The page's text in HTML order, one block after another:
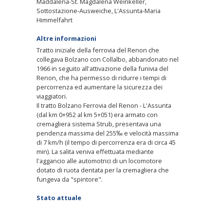
Sottostazione-Ausweiche, L'Assunta-Maria
Himmelfahrt
Altre informazioni
Tratto iniziale della ferrovia del Renon che
collegava Bolzano con Collalbo, abbandonato nel
1966 in seguito all'attivazione della funivia del
Renon, che ha permesso di ridurre i tempi di
percorrenza ed aumentare la sicurezza dei
viaggiatori.
Il tratto Bolzano Ferrovia del Renon - L'Assunta
(dal km 0+952 al km 5+051) era armato con
cremagliera sistema Strub, presentava una
pendenza massima del 255‰ e velocità massima
di 7 km/h (il tempo di percorrenza era di circa 45
min). La salita veniva effettuata mediante
l'aggancio alle automotrici di un locomotore
dotato di ruota dentata per la cremagliera che
fungeva da "spintore".
Stato attuale